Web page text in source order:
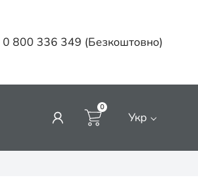
0 800 336 349 (Безкоштовно)
0
Укр